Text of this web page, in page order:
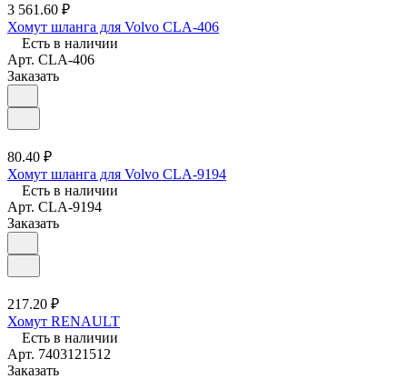
3 561.60 ₽
Хомут шланга для Volvo CLA-406
Есть в наличии
Арт. CLA-406
Заказать
80.40 ₽
Хомут шланга для Volvo CLA-9194
Есть в наличии
Арт. CLA-9194
Заказать
217.20 ₽
Хомут RENAULT
Есть в наличии
Арт. 7403121512
Заказать